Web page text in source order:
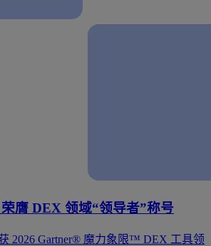
荣膺 DEX 领域“领导者”称号
2026 Gartner® 魔力象限™ DEX 工具领